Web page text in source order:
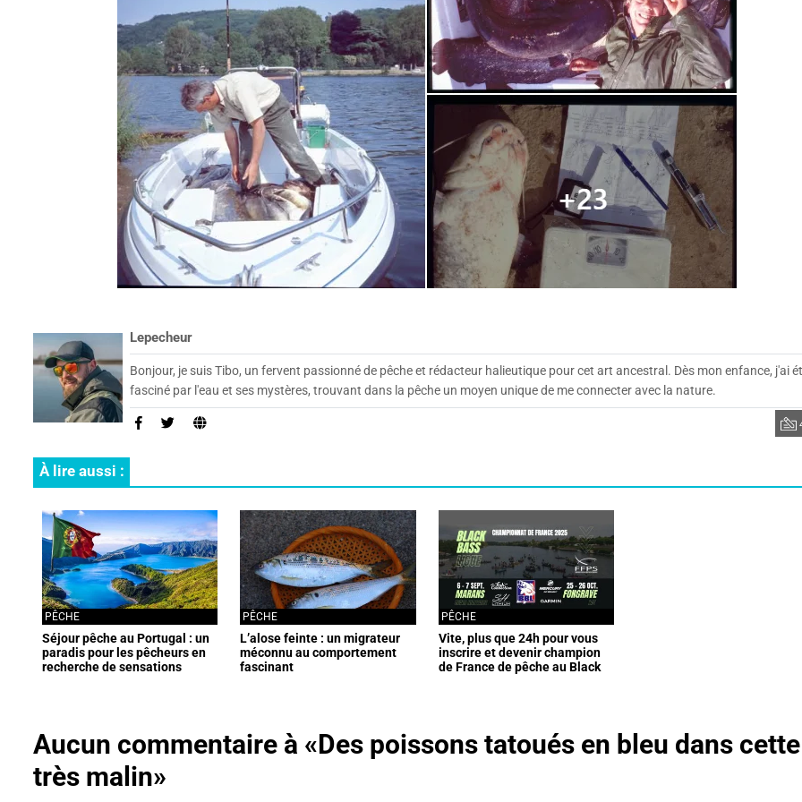
Lepecheur
Bonjour, je suis Tibo, un fervent passionné de pêche et rédacteur halieutique pour cet art ancestral. Dès mon enfance, j'ai
fasciné par l'eau et ses mystères, trouvant dans la pêche un moyen unique de me connecter avec la nature.
À lire aussi :
Séjour pêche au Portugal : un
paradis pour les pêcheurs en
recherche de sensations
PÊCHE
L’alose feinte : un migrateur
méconnu au comportement
fascinant
PÊCHE
Vite, plus que 24h pour vous
inscrire et devenir champion
de France de pêche au Black
PÊCHE
Aucun commentaire à «Des poissons tatoués en bleu dans
très malin»